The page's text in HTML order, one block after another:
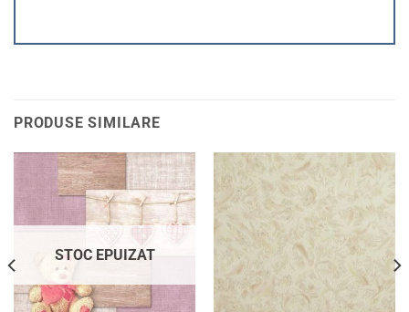
PRODUSE SIMILARE
STOC EPUIZAT